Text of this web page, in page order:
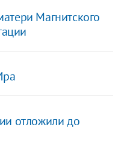
Магнитского
отложили до